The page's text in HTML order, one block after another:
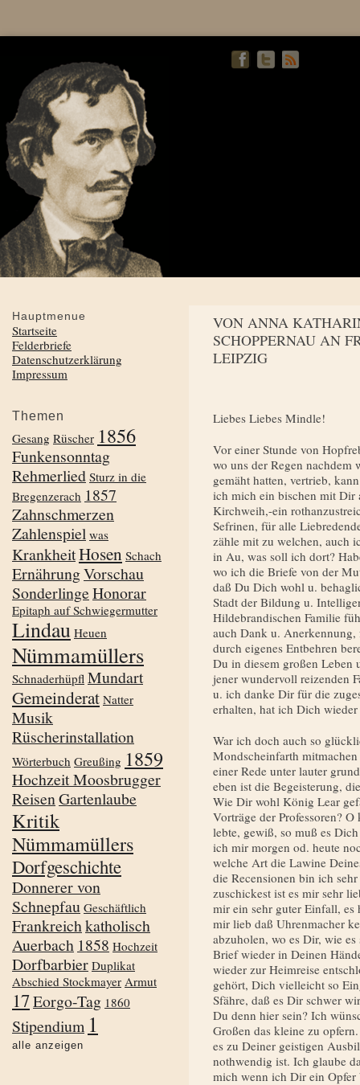
VON ANNA
SCHOPPERNAU AN
LEIPZIG
Liebes Liebes Mindle!
Vor einer Stunde von
wo uns der Regen
gemäht hatten, vertrieb,
ich mich ein bischen mit Dir
Kirchweih,-ein
Sefrinen, für alle
zähle mit zu welchen, auch
in Au, was soll ich dort?
wo ich die Briefe von der
daß Du Dich wohl u.
Stadt der Bildung u.
Hildebrandischen Familie
auch Dank u.
durch eigenes Entbehren
Du in diesem großen Leben
jener wundervoll reizen­den
u. ich danke Dir für die
erhalten, hat ich Dich
War ich doch auch so
Mondscheinfarth
einer Rede unter lauter
eben ist die Begeisterung,
Wie Dir wohl König Lear
Vorträge der Professoren?
lebte, gewiß, so muß es
ich mir morgen od. heute
welche Art die Lawine
die Recensionen bin ich
zuschickest ist es mir sehr
mir ein sehr guter Einfall, es
mir lieb daß Uhrenmacher
abzuholen, wo es Dir, wie
Brief wieder in Dei­nen
wieder zur Heimreise
gehört, Dich vielleicht so
Sfähre, daß es Dir schwer
Du denn hier sein? Ich
Großen das kleine zu
es zu Deiner geistigen
nothwendig ist. Ich glaube
mich wenn ich Dir ein Opfer
Hauptmenue
Startseite
Felderbriefe
Datenschutzerklärung
Impressum
Themen
Gesang Rüscher 1856
Funkensonntag
Rehmerlied Sturz in die
Bregenzerach 1857
Zahnschmerzen
Zahlenspiel was
KrankheitHosen Schach
ErnährungVorschau
SonderlingeHonorar
Epitaph auf Schwiegermutter
Lindau Heuen
Nümmamüllers
Schnaderhüpfl Mundart
Gemeinderat Natter
Musik
Rüscherinstallation
Wörterbuch Greußing 1859
Hochzeit Moosbrugger
ReisenGartenlaube
Kritik
Nümmamüllers
Dorfgeschichte
Donnerer von
Schnepfau Geschäftlich
Frankreichkatholisch
Auerbach 1858 Hochzeit
Dorfbarbier Duplikat
Abschied Stockmayer Armut
17Eorgo-Tag 1860
Stipendium 1
alle anzeigen